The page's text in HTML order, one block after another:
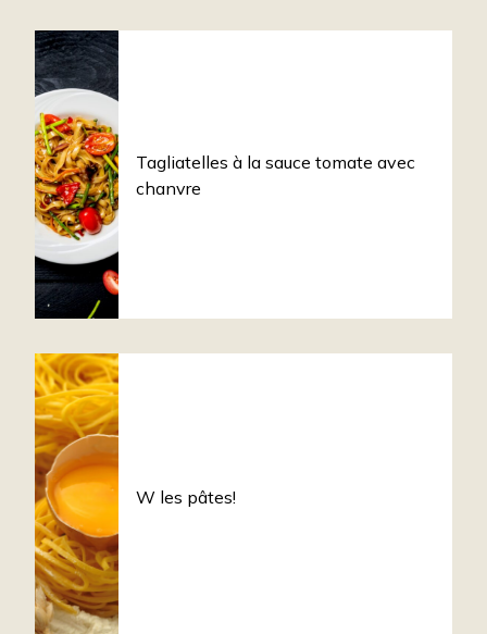
Tagliatelles à la sauce tomate avec
chanvre
W les pâtes!